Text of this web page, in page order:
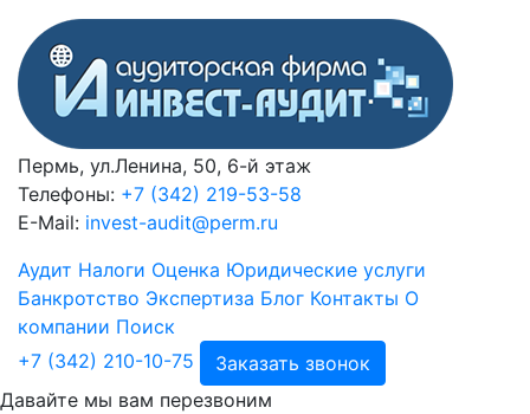
Пермь, ул.Ленина, 50, 6-й этаж
Телефоны: +7 (342) 219-53-58
E-Mail: invest-audit@perm.ru
Аудит Налоги Оценка Юридические услуги
Банкротство Экспертиза Блог Контакты О
компании Поиск
+7 (342) 210-10-75
Заказать звонок
Давайте мы вам перезвоним